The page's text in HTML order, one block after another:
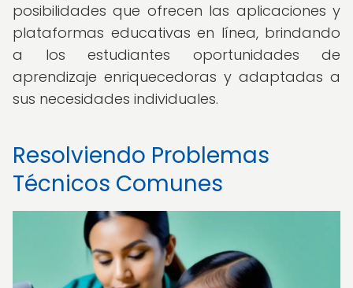
posibilidades que ofrecen las aplicaciones y
plataformas educativas en línea, brindando
a los estudiantes oportunidades de
aprendizaje enriquecedoras y adaptadas a
sus necesidades individuales.
Resolviendo Problemas
Técnicos Comunes